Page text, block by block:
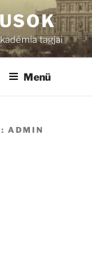
tagjai
Menü
ADMIN